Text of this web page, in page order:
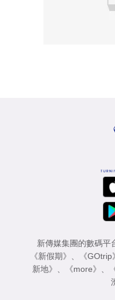
新傳媒集團的數碼平
《新假期》 、 《GOtrip》
新地》 、 《more》 、